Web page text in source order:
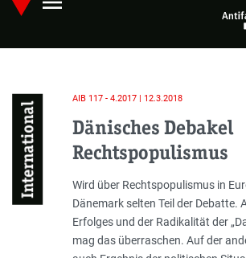
Skip
main
Hauptmenü
International
AIB 117 - 4.2017 | 12.3.2018
Dänisches Debakel
Rechtspopulismus
Einleitung
Wird über Rechtspopulismus in
Dänemark selten Teil der Debatte.
Erfolges und der Radikalität der
mag das überraschen. Auf der